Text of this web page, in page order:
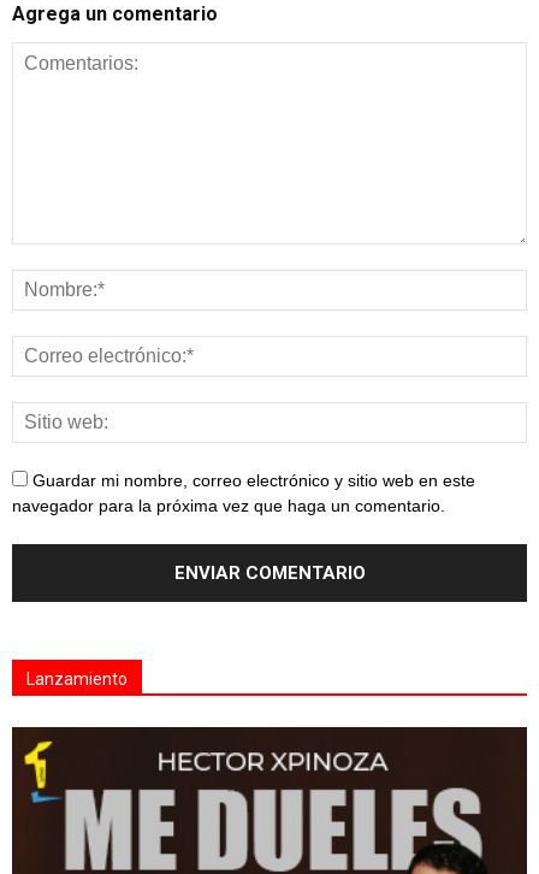
Agrega un comentario
Guardar mi nombre, correo electrónico y sitio web en este
navegador para la próxima vez que haga un comentario.
Lanzamiento